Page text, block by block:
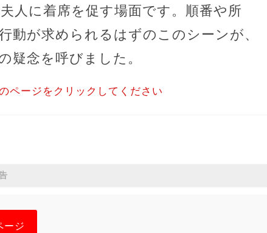
人に着席を促す場面です。順番や所
動が求められるはずのこのシーンが、
疑念を呼びました。
ページをクリックしてください
ージ